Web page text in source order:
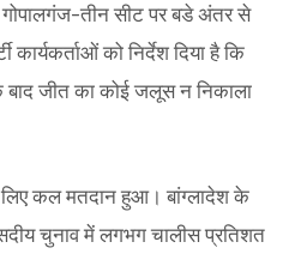
गोपालगंज-तीन सीट पर बडे अंतर से
कार्यकर्ताओं को निर्देश दिया है कि
बाद जीत का कोई जलूस न निकाला
कल मतदान हुआ। बांग्‍लादेश के
चुनाव में लगभग चालीस प्रतिशत